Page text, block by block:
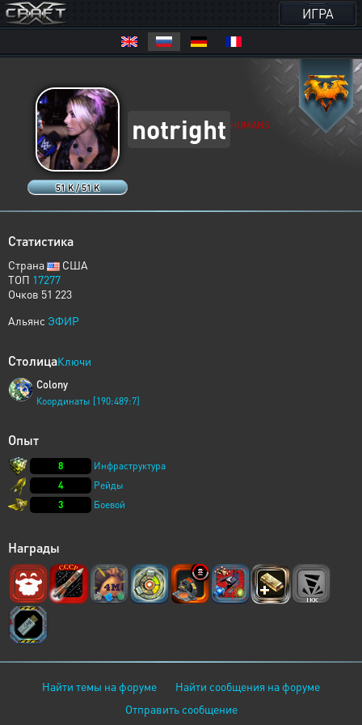
ИГРА
51 K / 51 K
notright HUMANS
Статистика
Страна
США
ТОП 17277
Очков 51 223
Альянс ЭФИР
СтолицаКлючи
Colony
Координаты [190:489:7]
Опыт
8
Инфраструктура
4
Рейды
3
Боевой
Награды
Найти темы на форуме
Найти сообщения на форуме
Отправить сообщение